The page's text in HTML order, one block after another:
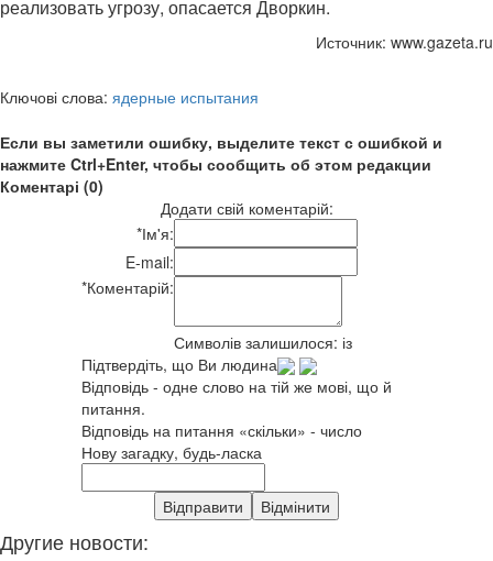
реализовать угрозу, опасается Дворкин.
Источник: www.gazeta.ru
Ключові слова: ядерные испытания
Если вы заметили ошибку, выделите текст с ошибкой и
нажмите Ctrl+Enter, чтобы сообщить об этом редакции
Коментарі (0)
Додати свій коментарій:
*Ім'я:
E-mail:
*Коментарій:
Символів залишилося: із
Підтвердіть, що Ви людина
Відповідь - одне слово на тій же мові, що й
питання.
Відповідь на питання «скільки» - число
Нову загадку, будь-ласка
Другие новости: